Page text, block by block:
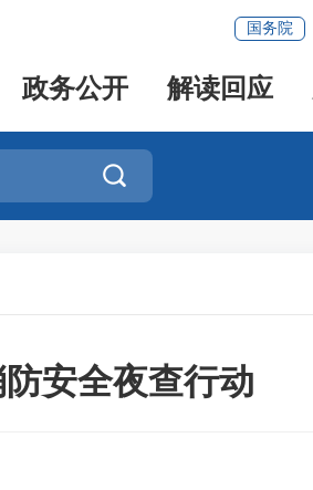
国务院
政务公开 解读回应

安全夜查行动